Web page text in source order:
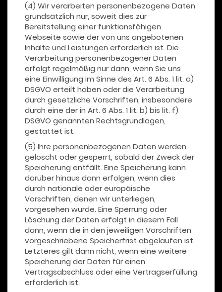
(4) Wir verarbeiten personenbezogene Daten
grundsätzlich nur, soweit dies zur
Bereitstellung einer funktionsfähigen
Webseite sowie der von uns angebotenen
Inhalte und Leistungen erforderlich ist. Die
Verarbeitung personenbezogener Daten
erfolgt regelmäßig nur dann, wenn Sie uns
eine Einwilligung im Sinne des Art. 6 Abs. 1 lit. a)
DSGVO erteilt haben oder die Verarbeitung
durch gesetzliche Vorschriften, insbesondere
durch eine der in Art. 6 Abs. 1 lit. b) bis lit. f)
DSGVO genannten Rechtsgrundlagen,
gestattet ist.
(5) Ihre personenbezogenen Daten werden
gelöscht oder gesperrt, sobald der Zweck der
Speicherung entfällt. Eine Speicherung kann
darüber hinaus dann erfolgen, wenn dies
durch nationale oder europäische
Vorschriften, denen wir unterliegen,
vorgesehen wurde. Eine Sperrung oder
Löschung der Daten erfolgt in diesem Fall
dann, wenn die in den jeweiligen Vorschriften
vorgeschriebene Speicherfrist abgelaufen ist.
Letzteres gilt dann nicht, wenn eine weitere
Speicherung der Daten für einen
Vertragsabschluss oder eine Vertragserfüllung
erforderlich ist.